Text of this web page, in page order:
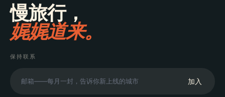
慢旅行，
娓娓道来。
保持联系
加入